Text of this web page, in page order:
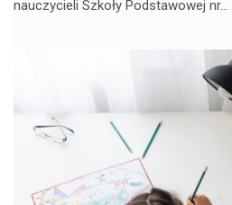
nauczycieli Szkoły Podstawowej nr…